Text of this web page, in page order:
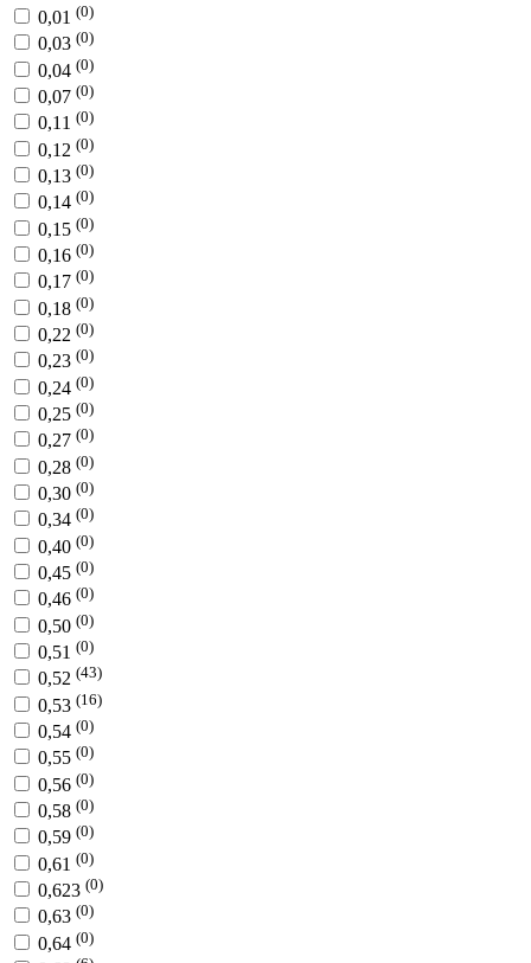
0,01 (0)
0,03 (0)
0,04 (0)
0,07 (0)
0,11 (0)
0,12 (0)
0,13 (0)
0,14 (0)
0,15 (0)
0,16 (0)
0,17 (0)
0,18 (0)
0,22 (0)
0,23 (0)
0,24 (0)
0,25 (0)
0,27 (0)
0,28 (0)
0,30 (0)
0,34 (0)
0,40 (0)
0,45 (0)
0,46 (0)
0,50 (0)
0,51 (0)
0,52 (43)
0,53 (16)
0,54 (0)
0,55 (0)
0,56 (0)
0,58 (0)
0,59 (0)
0,61 (0)
0,623 (0)
0,63 (0)
0,64 (0)